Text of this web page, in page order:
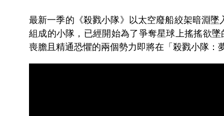
最新一季的《殺戮小隊》以太空廢船絞架暗淵
組成的小隊，已經開始為了爭奪星球上搖搖欲
喪膽且精通恐懼的兩個勢力即將在「殺戮小隊：